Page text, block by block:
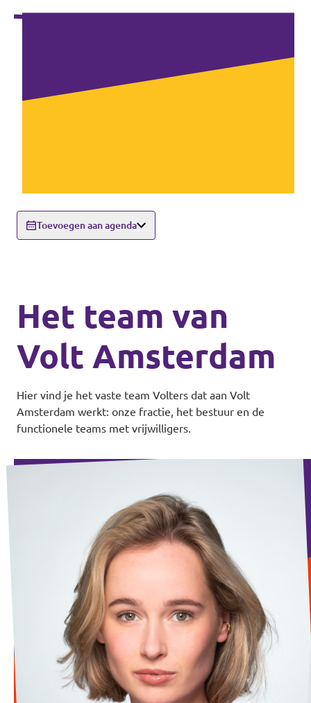
Toevoegen aan agenda
Het team van
Volt Amsterdam
Hier vind je het vaste team Volters dat aan Volt
Amsterdam werkt: onze fractie, het bestuur en de
functionele teams met vrijwilligers.